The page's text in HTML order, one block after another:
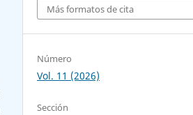
Más formatos de cita
Número
Vol. 11 (2026)
Sección